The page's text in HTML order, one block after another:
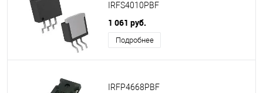
IRFS4010PBF
1 061 руб.
Подробнее
IRFP4668PBF